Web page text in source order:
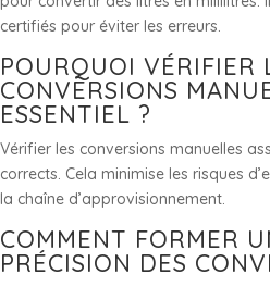
certifiés pour éviter les erreurs.
POURQUOI VÉRIFIER
CONVERSIONS
ESSENTIEL ?
Vérifier les conversions manuelles
corrects. Cela minimise les risques
la chaîne d’approvisionnement.
COMMENT FORMER
PRÉCISION DES